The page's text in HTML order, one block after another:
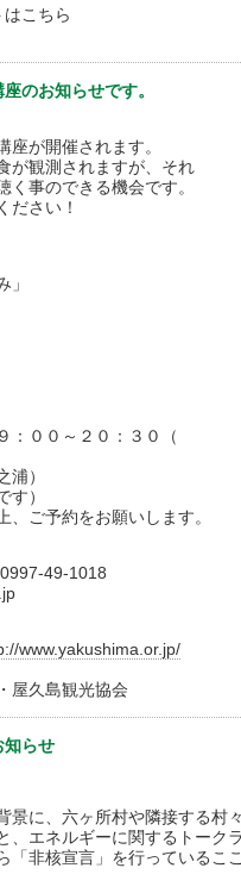
こちら
のお知らせです。
座が開催されます。
が観測されますが、それ
事のできる機会です。
ださい！
」
：００～２０：３０（
）
）
ご予約をお願いします。
49-1018
www.yakushima.or.jp/
屋久島観光協会
らせ
景に、六ヶ所村や隣接する村
、エネルギーに関するトーク
「非核宣言」を行っているこ